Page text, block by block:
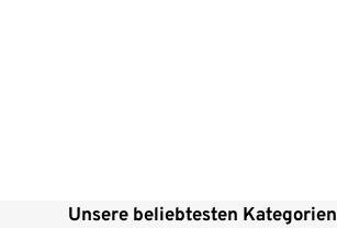
Unsere beliebtesten Kategorien